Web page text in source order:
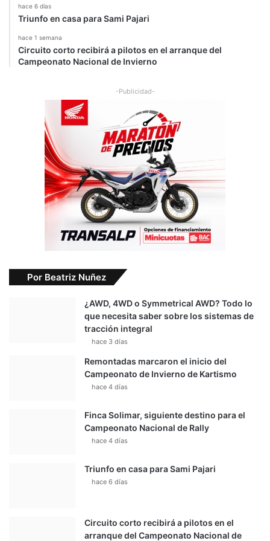
hace 6 días
Triunfo en casa para Sami Pajari
hace 1 semana
Circuito corto recibirá a pilotos en el arranque del
Campeonato Nacional de Invierno
-Publicidad-
Por Beatriz Nuñez
¿AWD, 4WD o Symmetrical AWD? Todo lo
que necesita saber sobre los sistemas de
tracción integral
hace 3 días
Remontadas marcaron el inicio del
Campeonato de Invierno de Kartismo
hace 4 días
Finca Solimar, siguiente destino para el
Campeonato Nacional de Rally
hace 4 días
Triunfo en casa para Sami Pajari
hace 6 días
Circuito corto recibirá a pilotos en el
arranque del Campeonato Nacional de